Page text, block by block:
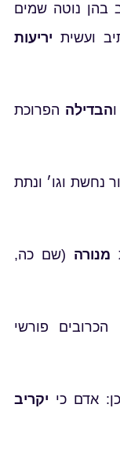
בהן נוטה שמים
ועשית יריעות
הבדילה הפרוכת
נחשת וגו׳ ונתת
מנורה (שם כה,
הכרובים פורשי
אדם כי יקריב